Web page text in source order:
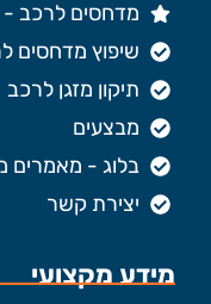
מדחסים לרכב -
שיפוץ מדחסים
תיקון מזגן לרכב
מבצעים
בלוג - מאמרים
יצירת קשר
מידע מקצועי